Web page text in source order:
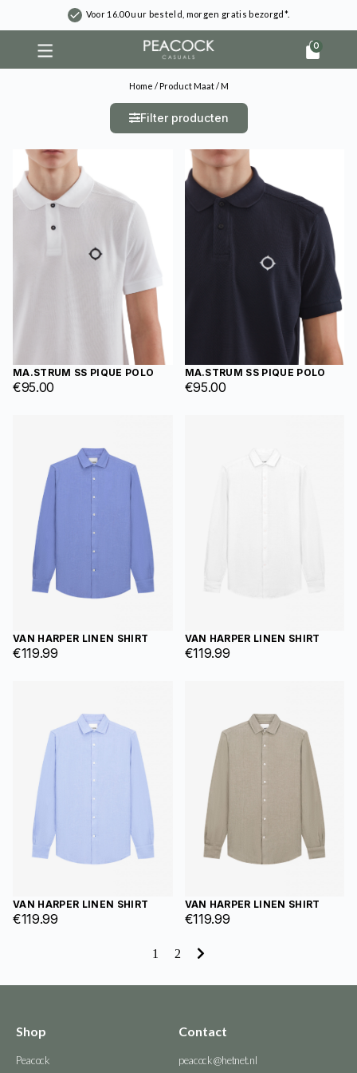
Voor 16.00 uur besteld, morgen gratis bezorgd*.
0
Home / Product Maat / M
Filter producten
MA.STRUM SS PIQUE POLO
€95.00
MA.STRUM SS PIQUE POLO
€95.00
VAN HARPER LINEN SHIRT
€119.99
VAN HARPER LINEN SHIRT
€119.99
VAN HARPER LINEN SHIRT
€119.99
VAN HARPER LINEN SHIRT
€119.99
1 2
Shop
Peacock
Contact
peacock@hetnet.nl